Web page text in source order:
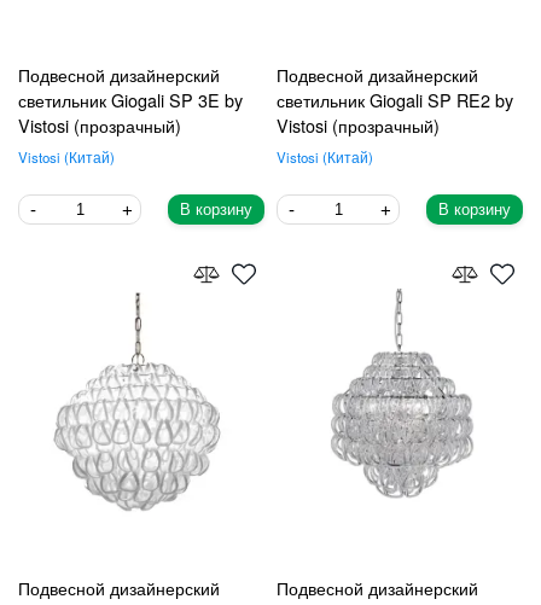
Подвесной дизайнерский
светильник Giogali SP 3E by
Vistosi (прозрачный)
Vistosi Китай
В корзину
Подвесной дизайнерский
светильник Giogali SP RE2 by
Vistosi (прозрачный)
Vistosi Китай
В корзину
Подвесной дизайнерский
Подвесной дизайнерский